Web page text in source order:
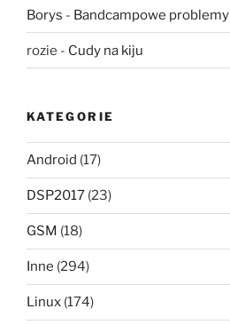
Borys - Bandcampowe problemy
rozie - Cudy na kiju
KATEGORIE
Android (17)
DSP2017 (23)
GSM (18)
Inne (294)
Linux (174)